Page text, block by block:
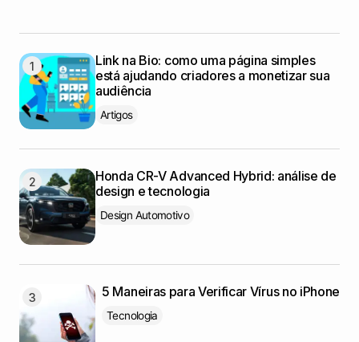
Link na Bio: como uma página simples
está ajudando criadores a monetizar sua
audiência
Artigos
Honda CR-V Advanced Hybrid: análise de
design e tecnologia
Design Automotivo
5 Maneiras para Verificar Vírus no iPhone
Tecnologia